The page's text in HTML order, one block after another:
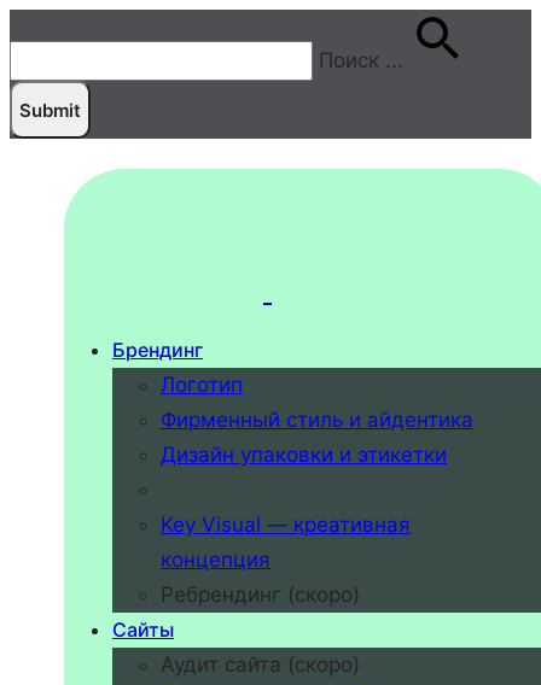
Поиск ...
Брендинг
Логотип
Фирменный стиль и айдентика
Дизайн упаковки и этикетки
Key Visual — креативная
концепция
Ребрендинг (скоро)
Сайты
Аудит сайта (скоро)